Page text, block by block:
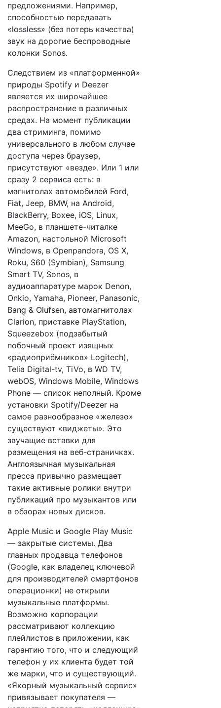
предложениями. Например,
способностью передавать
«lossless» (без потерь качества)
звук на дорогие беспроводные
колонки Sonos.
Следствием из «платформенной»
природы Spotify и Deezer
является их широчайшее
распространение в различных
средах. На момент публикации
два стриминга, помимо
универсального в любом случае
доступа через браузер,
присутствуют «везде». Или 1 или
сразу 2 сервиса есть: в
магнитолах автомобилей Ford,
Fiat, Jeep, BMW, на Android,
BlackBerry, Boxee, iOS, Linux,
MeeGo, в планшете-читалке
Amazon, настольной Microsoft
Windows, в Openpandora, OS X,
Roku, S60 (Symbian), Samsung
Smart TV, Sonos, в
аудиоаппаратуре марок Denon,
Onkio, Yamaha, Pioneer, Panasonic,
Bang & Olufsen, автомагнитолах
Clarion, приставке PlayStation,
Squeezebox (подзабытый
побочный проект изящных
«радиоприёмников» Logitech),
Telia Digital-tv, TiVo, в WD TV,
webOS, Windows Mobile, Windows
Phone — список неполный. Кроме
установки Spotify/Deezer на
самое разнообразное «железо»
существуют «виджеты». Это
звучащие вставки для
размещения на веб-страничках.
Англоязычная музыкальная
пресса привычно размещает
такие активные ролики внутри
публикаций про музыкантов или
в обзорах новых дисков.
Apple Music и Google Play Music
— закрытые системы. Два
главных продавца телефонов
(Google, как владелец ключевой
для производителей смартфонов
операционки) не открыли
музыкальные платформы.
Возможно корпорации
рассматривают коллекцию
плейлистов в приложении, как
гарантию того, что и следующий
телефон у их клиента будет той
же марки, что и существующий.
«Якорный музыкальный сервис»
привязывает покупателя —